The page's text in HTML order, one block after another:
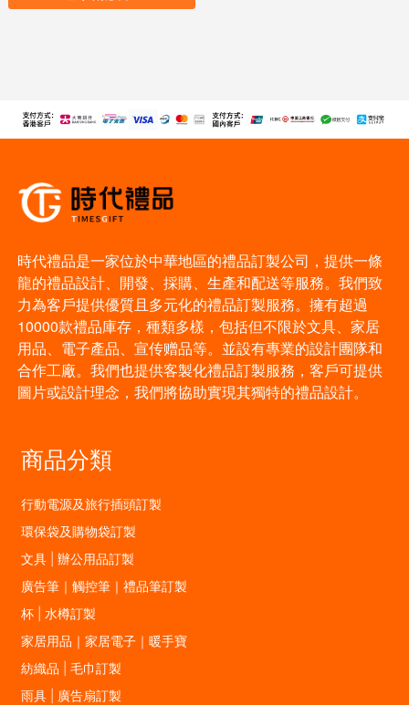
時代禮品是一家位於中華地區的禮品訂製公司，提供一條
龍的禮品設計、開發、採購、生產和配送等服務。我們致
力為客戶提供優質且多元化的禮品訂製服務。擁有超過
10000款禮品庫存，種類多樣，包括但不限於文具、家居
用品、電子產品、宣传赠品等。並設有專業的設計團隊和
合作工廠。我們也提供客製化禮品訂製服務，客戶可提供
圖片或設計理念，我們將協助實現其獨特的禮品設計。
商品分類
行動電源及旅行插頭訂製
環保袋及購物袋訂製
文具 | 辦公用品訂製
廣告筆｜觸控筆｜禮品筆訂製
杯 | 水樽訂製
家居用品｜家居電子｜暖手寶
紡織品 | 毛巾訂製
雨具 | 廣告扇訂製